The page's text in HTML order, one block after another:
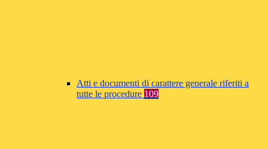
Atti e documenti di carattere generale riferiti a
tutte le procedure 109